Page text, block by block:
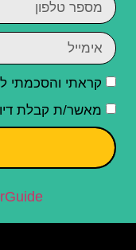
קראתי והסכמתי ל
מאשר/ת קבלת